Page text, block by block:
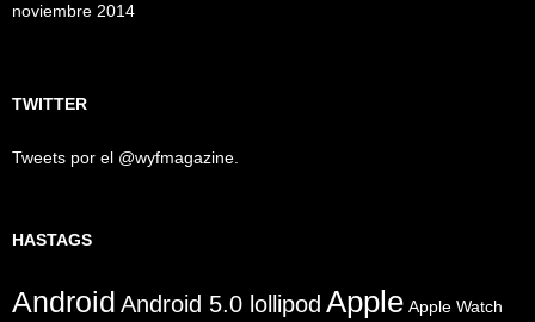
noviembre 2014
TWITTER
Tweets por el @wyfmagazine.
HASTAGS
Android Android 5.0 lollipod Apple Apple Watch